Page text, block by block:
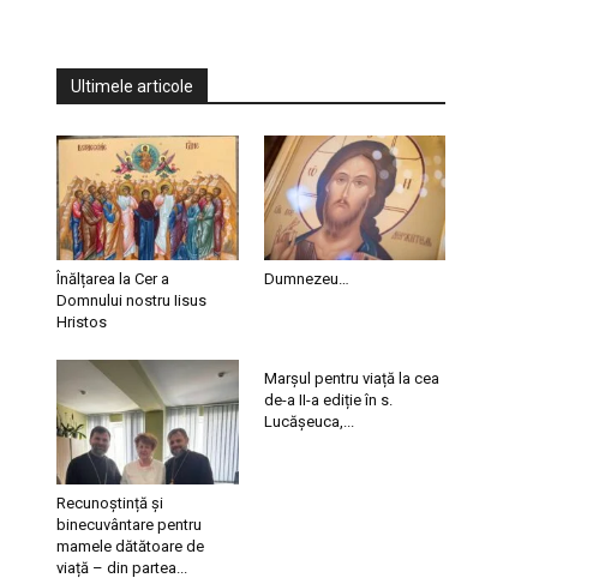
Ultimele articole
Înălțarea la Cer a
Domnului nostru Iisus
Hristos
Dumnezeu…
Recunoștință și
binecuvântare pentru
mamele dătătoare de
viață – din partea...
Marșul pentru viață la cea
de-a II-a ediție în s.
Lucășeuca,...